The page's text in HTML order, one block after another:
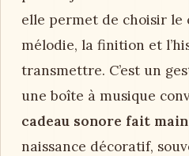
elle permet de choisir le
mélodie, la finition et
transmettre. C’est un
une boîte à musique
cadeau sonore fait main
naissance décoratif,